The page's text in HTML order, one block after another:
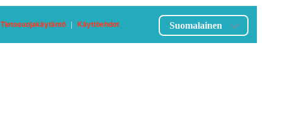
Tietosuojakäytäntö | Käyttöehdot Suomalainen